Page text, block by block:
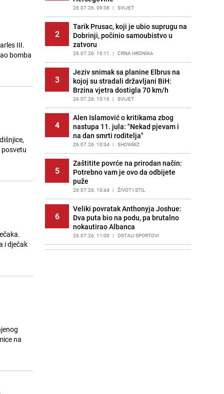
III.
bomba
i dječak
na
tržište: Ove eure najčešće
pokušavaju podvaliti
PRIJE OKO 18H | SVIJET
Imate tikvice i piletinu? Napravite
ovaj brzi ručak iz jedne tave
PRIJE OKO 20H | RECEPTI
14
Jedan od najvećih gradova nije na
listi: Ovo su lokacije prvih Lidl
prodavnica u BiH
PRIJE 1 DAN | BOSNA I HERCEGOVINA
15
Gosti iz Njemačke napravili požar u
apartmanu u Istri, vlasniku se
smijali i pokazivali srednji prst
PRIJE 2 DANA | REGIJA
26.07.26. 09:38 | SVIJET
2
Tarik Prusac, koji je ubio suprugu na
Dobrinji, počinio samoubistvo u
zatvoru
26.07.26. 10:11 | CRNA HRONIKA
3
Jeziv snimak sa planine Elbrus na
kojoj su stradali državljani BiH:
Brzina vjetra dostigla 70 km/h
26.07.26. 10:16 | SVIJET
4
Alen Islamović o kritikama zbog
nastupa 11. jula: "Nekad pjevam i
na dan smrti roditelja"
26.07.26. 10:34 | SHOWBIZ
5
Zaštitite povrće na prirodan način:
Potrebno vam je ovo da odbijete
puže
26.07.26. 10:44 | ŽIVOT I STIL
6
Veliki povratak Anthonyja Joshue:
Dva puta bio na podu, pa brutalno
nokautirao Albanca
26.07.26. 11:00 | OSTALI SPORTOVI